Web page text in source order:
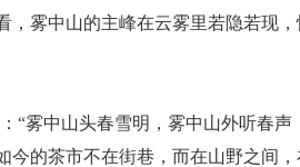
雾中山的主峰在云雾里若隐若现
“雾中山头春雪明，雾中山外听春
的茶市不在街巷，而在山野之间，